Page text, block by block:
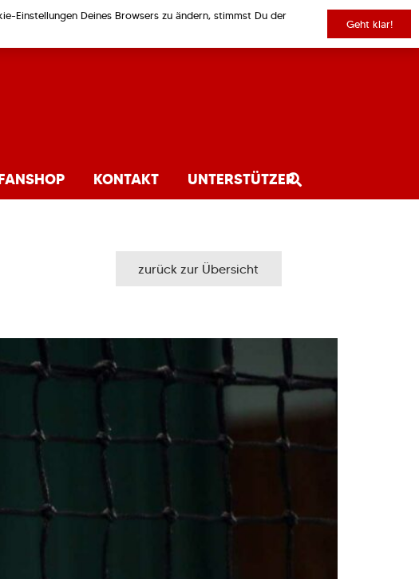
KONTAKT UNTERSTÜTZER
zurück zur Übersicht
Einstellungen Deines Browsers zu ändern, stimmst Du der
Geht klar!